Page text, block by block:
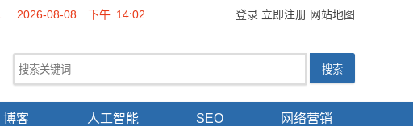
登录 立即注册 网站地图
2026-08-08 下午 14:02
博客 人工智能 SEO 网络营销